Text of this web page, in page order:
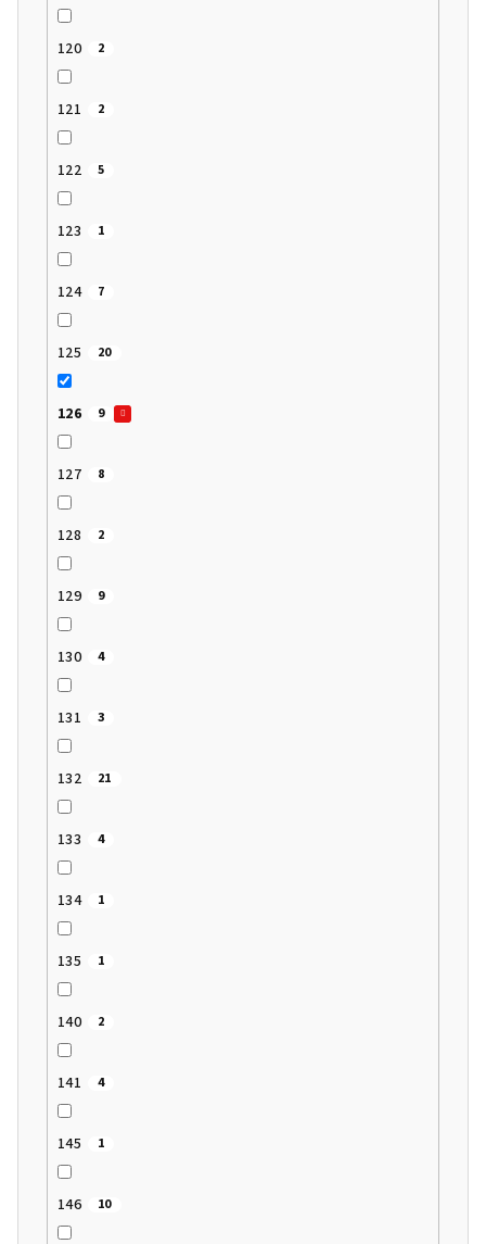
120 2
121 2
122 5
123 1
124 7
125 20
126 9
127 8
128 2
129 9
130 4
131 3
132 21
133 4
134 1
135 1
140 2
141 4
145 1
146 10